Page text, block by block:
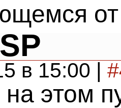
в 15:00 |
этом